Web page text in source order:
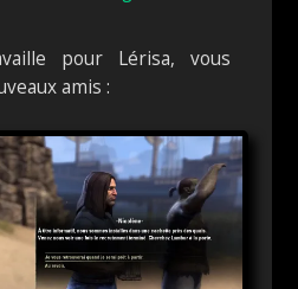
pour Lérisa, vous
amis :